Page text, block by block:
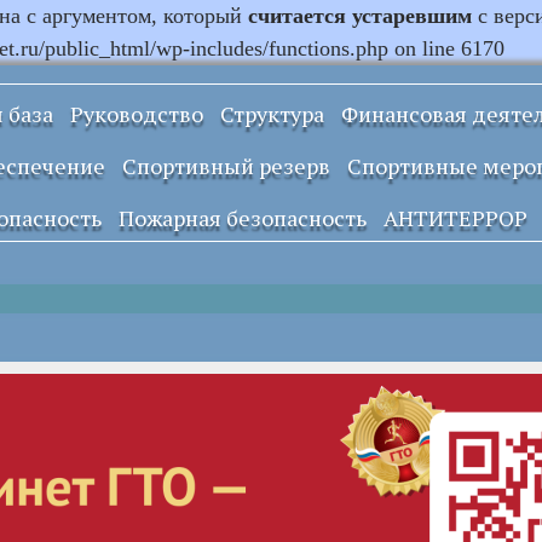
с аргументом, который считается устаревшим с
public_html/wp-includes/functions.php on line 6170
Руководство Структура
Финансовая
Информация о
закупках и заказах
Спортивный резерв
Спортивные
Пожарная безопасность АНТИТЕРРОР